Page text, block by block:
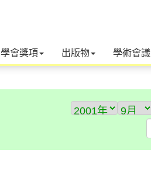
學會獎項 出版物 學術會議